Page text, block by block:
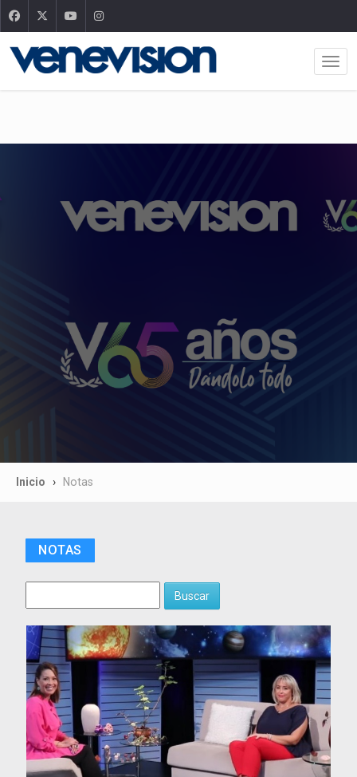
Inicio Notas
NOTAS
Buscar